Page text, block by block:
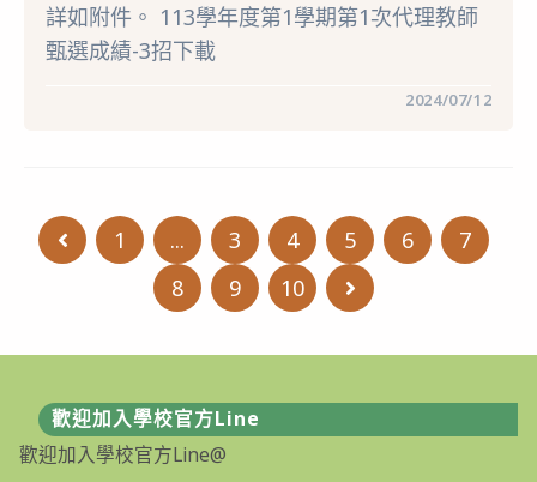
成
績〉
中
小
學
113
學
1
次
代
理
【第
招
考】
甄
選
詳如附件。 113學年度第1學期第1次代理教師
甄選成績-3招下載
大
學
附
民
113
學
年
度
2024/07/12
Go to the previous page
1 ... 3 4 5 6
7
8
9 10 Go to the next
歡迎加入學校官方Line
歡迎加入學校官方Line@